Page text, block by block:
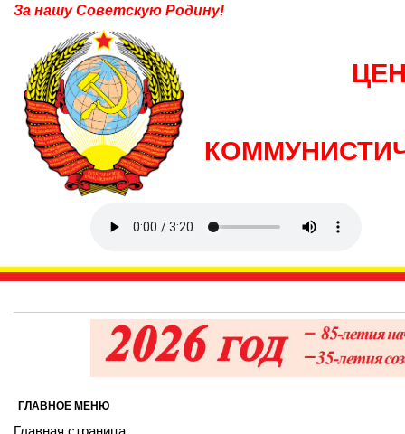
За нашу Советскую Родину!
ГЛАВНОЕ МЕНЮ
Главная страница